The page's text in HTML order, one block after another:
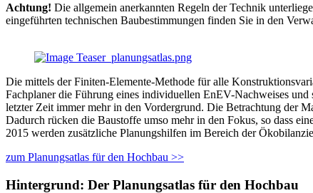
Achtung! Die allgemein anerkannten Regeln der Technik
eingeführten technischen Baubestimmungen finden Sie in den
Die mittels der Finiten-Elemente-Methode für alle
Fachplaner die Führung eines individuellen EnEV-Nachweises
letzter Zeit immer mehr in den Vordergrund. Die Betrachtung der
Dadurch rücken die Baustoffe umso mehr in den Fokus, so dass
2015 werden zusätzliche Planungshilfen im Bereich der
zum Planungsatlas für den Hochbau >>
Hintergrund: Der Planungsatlas für den Hochbau